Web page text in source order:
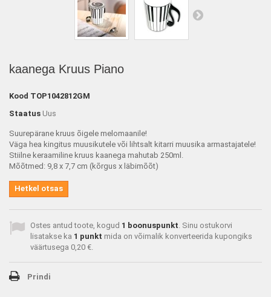
kaanega Kruus Piano
Kood TOP1042812GM
Staatus Uus
Suurepärane kruus õigele melomaanile!
Väga hea kingitus muusikutele või lihtsalt kitarri muusika armastajatele!
Stiilne keraamiline kruus kaanega mahutab 250ml.
Mõõtmed: 9,8 x 7,7 cm (kõrgus x läbimõõt)
Hetkel otsas
Ostes antud toote, kogud 1 boonuspunkt. Sinu ostukorvi
lisatakse ka 1 punkt mida on võimalik konverteerida kupongiks
väärtusega 0,20 €.
Prindi